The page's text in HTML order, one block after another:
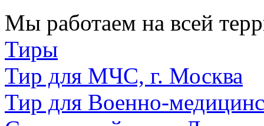
Мы работаем на всей
Тиры
Тир для МЧС, г. Москва
Тир для Военно-